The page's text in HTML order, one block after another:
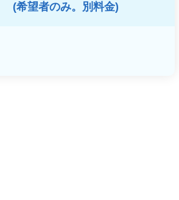
(希望者のみ。別料金)